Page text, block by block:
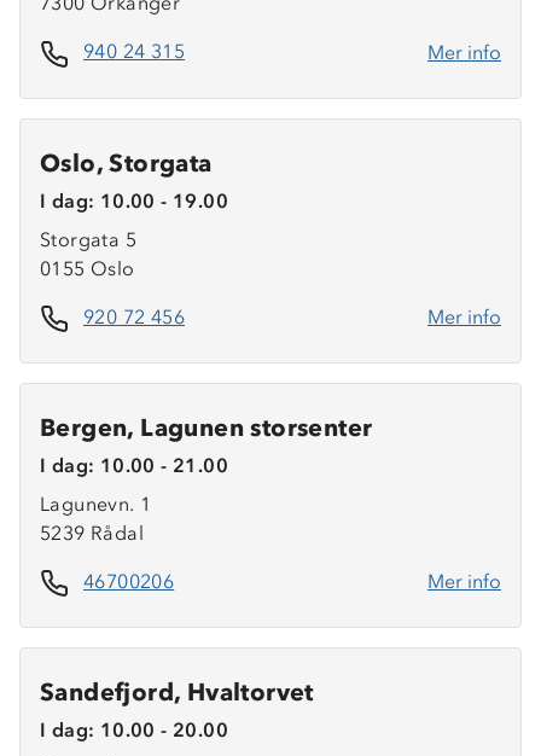
940 24 315 Mer info
Oslo, Storgata
I dag: 10.00 - 19.00
Storgata 5
0155 Oslo
920 72 456 Mer info
Bergen, Lagunen storsenter
I dag: 10.00 - 21.00
Lagunevn. 1
5239 Rådal
46700206 Mer info
Sandefjord, Hvaltorvet
I dag: 10.00 - 20.00